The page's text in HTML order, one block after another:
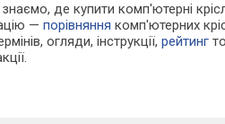
де купити комп'ютерні
—порівняння комп'ютерних
огляди, інструкції,рейтинг